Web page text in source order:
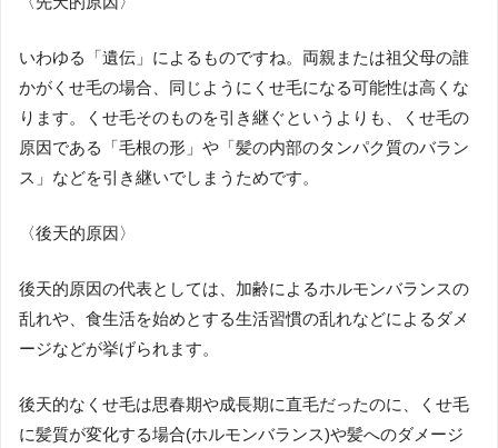
いわゆる「遺伝」によるものですね。両親または祖父母の誰
かがくせ毛の場合、同じようにくせ毛になる可能性は高くな
ります。くせ毛そのものを引き継ぐというよりも、くせ毛の
原因である「毛根の形」や「髪の内部のタンパク質のバラン
ス」などを引き継いでしまうためです。
〈後天的原因〉
後天的原因の代表としては、加齢によるホルモンバランスの
乱れや、食生活を始めとする生活習慣の乱れなどによるダメ
ージなどが挙げられます。
後天的なくせ毛は思春期や成長期に直毛だったのに、くせ毛
に髪質が変化する場合(ホルモンバランス)や髪へのダメージ